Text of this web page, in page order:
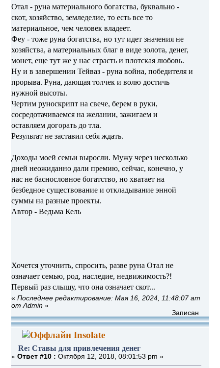
Отал - руна материального богатства, буквально -
скот, хозяйство, земледелие, то есть все то
материальное, чем человек владеет.
Феу - тоже руна богатства, но тут идет значения не
хозяйства, а материальных благ в виде золота, денег,
монет, еще тут же у нас страсть и плотская любовь.
Ну и в завершении Тейваз - руна война, победителя и
прорыва. Руна, дающая толчек и волю достичь
нужной высоты.
Чертим руноскрипт на свече, берем в руки,
сосредотачиваемся на желании, зажигаем и
оставляем догорать до тла.
Результат не заставил себя ждать.
Доходы моей семьи выросли. Мужу через несколько
дней неожиданно дали премию, сейчас, конечно, у
нас не баснословное богатство, но хватает на
безбедное существование и откладывание энной
суммы на разные проекты.
Автор - Ведьма Кель
Хочется уточнить, спросить, разве руна Отал не
означает семью, род, наследие, недвижимость?!
Первый раз слышу, что она означает скот...
«Последнее редактирование: Мая 16, 2024, 11:48:07 am
от Admin »
Записан
Insolate
Re: Ставы для привлечения денег
«Ответ #10 : Октября 12, 2018, 08:01:53 pm »